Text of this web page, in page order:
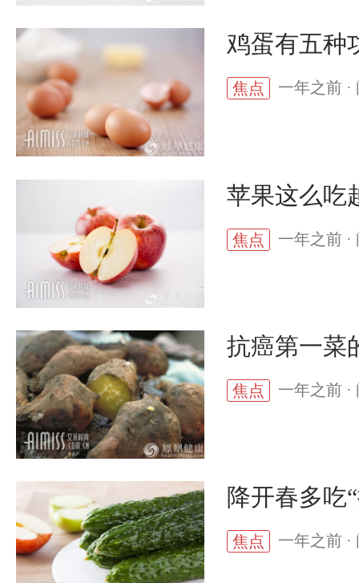
鸡蛋有五种
焦点 一年之前 ·
苹果这么吃
焦点 一年之前 ·
抗癌第一菜
焦点 一年之前 ·
降开春多吃
焦点 一年之前 ·